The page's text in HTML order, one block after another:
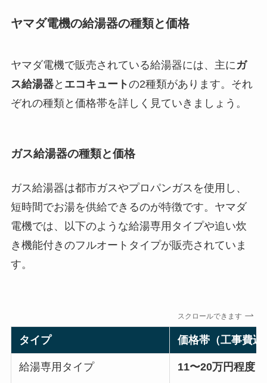
ヤマダ電機の給湯器の種類と価格
ヤマダ電機で販売されている給湯器には、主に ガ
ス給湯器と エコキュートの2種類があります。それ
ぞれの種類と価格帯を詳しく見ていきましょう。
ガス給湯器の種類と価格
ガス給湯器は都市ガスやプロパンガスを使用し、
短時間でお湯を供給できるのが特徴です。ヤマダ
電機では、以下のような給湯専用タイプや追い炊
き機能付きのフルオートタイプが販売されていま
す。
スクロールできます
タイプ 価格帯（工事費込
給湯専用タイプ 11〜20万円程度